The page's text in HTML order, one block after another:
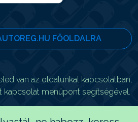
FŐOLDALRA
van az oldalunkal kapcsolatban,
kapcsolat menüpont segítségével.